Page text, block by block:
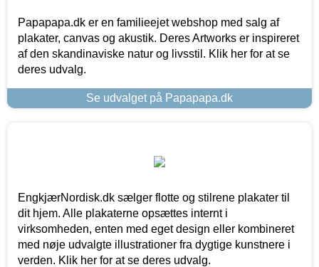
Papapapa.dk er en familieejet webshop med salg af
plakater, canvas og akustik. Deres Artworks er inspireret
af den skandinaviske natur og livsstil. Klik her for at se
deres udvalg.
Se udvalget på Papapapa.dk
EngkjærNordisk.dk sælger flotte og stilrene plakater til
dit hjem. Alle plakaterne opsættes internt i
virksomheden, enten med eget design eller kombineret
med nøje udvalgte illustrationer fra dygtige kunstnere i
verden. Klik her for at se deres udvalg.